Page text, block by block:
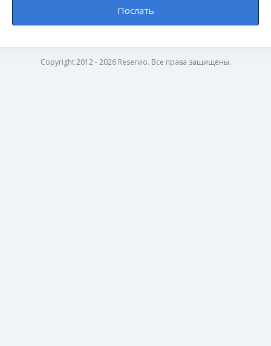
Послать
Copyright 2012 - 2026 Reservio. Все права защищены.